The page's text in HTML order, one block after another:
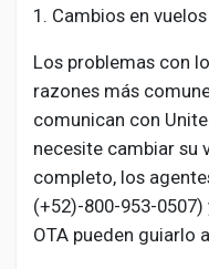
1. Cambios en
Los problemas con
razones más
comunican con
necesite cambiar su
completo, los
(+52)-800-953-
OTA pueden guiarlo